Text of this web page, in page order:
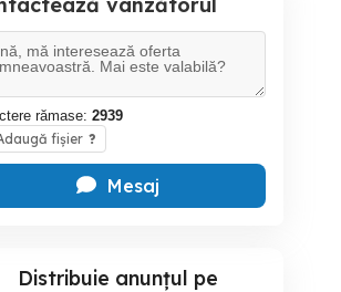
rămase: 2939
fișier ?
Mesaj
Distribuie anunțul pe